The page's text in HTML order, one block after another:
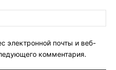
электронной почты и веб-
комментария.